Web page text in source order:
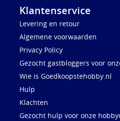
Klantenservice
Levering en retour
Algemene voorwaarden
Privacy Policy
Gezocht gastbloggers voor
Wie is Goedkoopstehobby.nl
Hulp
Klachten
Gezocht hulp voor onze